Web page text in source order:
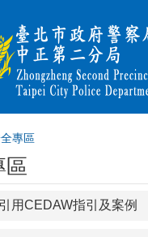
專區
區
用CEDAW指引及案例